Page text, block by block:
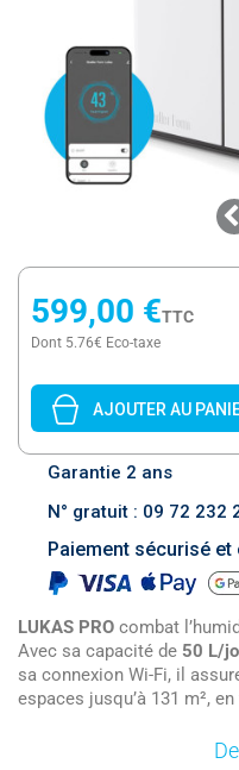
599,00 €TTC
Dont 5.76€ Eco-taxe
AJOUTER AU
Garantie 2 ans
N° gratuit : 09 72 232
Paiement sécurisé
LUKAS PRO combat
Avec sa capacité de 50 L/
sa connexion Wi-Fi, il
espaces jusqu’à 131 m²,